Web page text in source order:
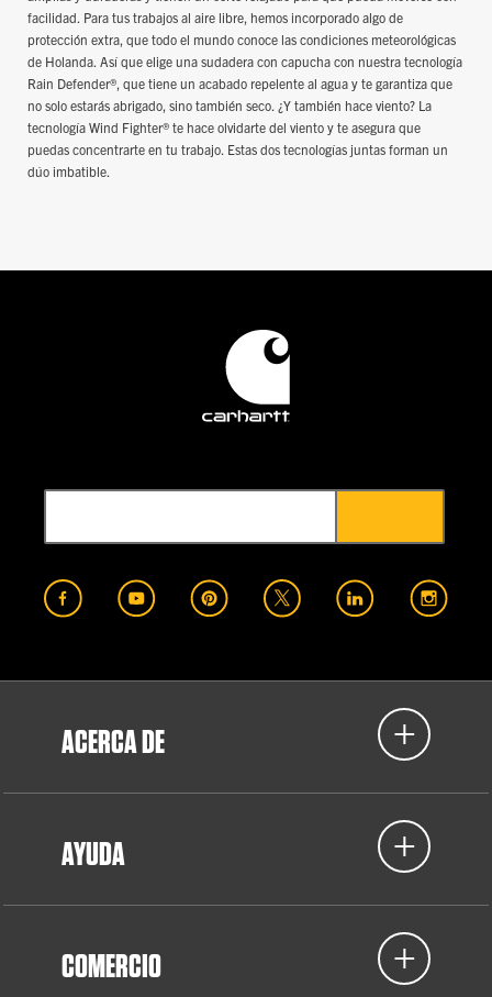
facilidad. Para tus trabajos al aire libre, hemos incorporado algo de
protección extra, que todo el mundo conoce las condiciones meteorológicas
de Holanda. Así que elige una sudadera con capucha con nuestra tecnología
Rain Defender®, que tiene un acabado repelente al agua y te garantiza que
no solo estarás abrigado, sino también seco. ¿Y también hace viento? La
tecnología Wind Fighter® te hace olvidarte del viento y te asegura que
puedas concentrarte en tu trabajo. Estas dos tecnologías juntas forman un
dúo imbatible.
ACERCA DE
AYUDA
COMERCIO